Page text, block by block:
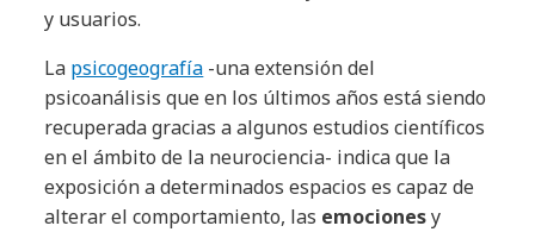
y usuarios.
La psicogeografía -una extensión del
psicoanálisis que en los últimos años está siendo
recuperada gracias a algunos estudios científicos
en el ámbito de la neurociencia- indica que la
exposición a determinados espacios es capaz de
alterar el comportamiento, las emocionesy